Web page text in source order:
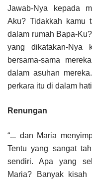
Jawab-Nya kepada
Aku? Tidakkah kamu
dalam rumah Bapa-
yang dikatakan-Nya
bersama-sama
dalam asuhan
perkara itu di dalam
Renungan
“... dan Maria
Tentu yang sangat
sendiri. Apa yang
Maria? Banyak